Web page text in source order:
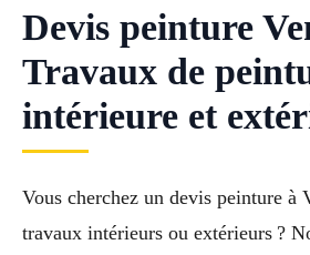
Devis peinture
Travaux de
intérieure et
Vous cherchez un devis peinture à
travaux intérieurs ou extérieurs ?